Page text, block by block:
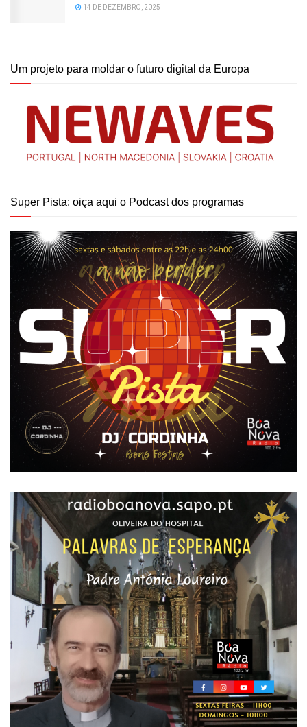
14 DE DEZEMBRO, 2025
Um projeto para moldar o futuro digital da Europa
Super Pista: oiça aqui o Podcast dos programas